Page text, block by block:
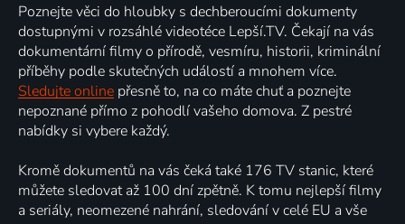
Poznejte věci do hloubky s dechberoucími dokumenty
dostupnými v rozsáhlé videotéce Lepší.TV. Čekají na vás
dokumentární filmy o přírodě, vesmíru, historii, kriminální
příběhy podle skutečných událostí a mnohem více.
Sledujte online přesně to, na co máte chuť a poznejte
nepoznané přímo z pohodlí vašeho domova. Z pestré
nabídky si vybere každý.
Kromě dokumentů na vás čeká také 176 TV stanic, které
můžete sledovat až 100 dní zpětně. K tomu nejlepší filmy
a seriály, neomezené nahrání, sledování v celé EU a vše